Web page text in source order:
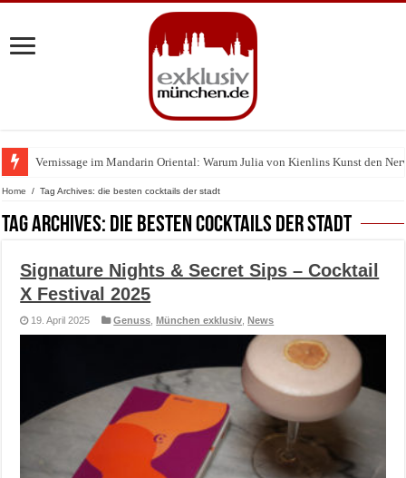
Vernissage im Mandarin Oriental: Warum Julia von Kienlins Kunst den
Home / Tag Archives: die besten cocktails der stadt
Tag Archives: die besten cocktails der stadt
Signature Nights & Secret Sips – Cocktail
X Festival 2025
19. April 2025 Genuss ,München exklusiv ,News